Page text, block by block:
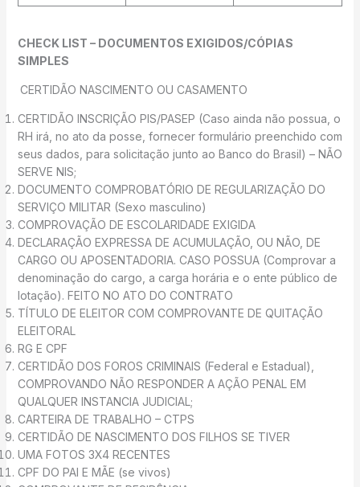
CHECK LIST – DOCUMENTOS EXIGIDOS/CÓPIAS
SIMPLES
CERTIDÃO NASCIMENTO OU CASAMENTO
CERTIDÃO INSCRIÇÃO PIS/PASEP (Caso ainda não possua, o
RH irá, no ato da posse, fornecer formulário preenchido com
seus dados, para solicitação junto ao Banco do Brasil) – NÃO
SERVE NIS;
DOCUMENTO COMPROBATÓRIO DE REGULARIZAÇÃO DO
SERVIÇO MILITAR (Sexo masculino)
COMPROVAÇÃO DE ESCOLARIDADE EXIGIDA
DECLARAÇÃO EXPRESSA DE ACUMULAÇÃO, OU NÃO, DE
CARGO OU APOSENTADORIA. CASO POSSUA (Comprovar a
denominação do cargo, a carga horária e o ente público de
lotação). FEITO NO ATO DO CONTRATO
TÍTULO DE ELEITOR COM COMPROVANTE DE QUITAÇÃO
ELEITORAL
RG E CPF
CERTIDÃO DOS FOROS CRIMINAIS (Federal e Estadual),
COMPROVANDO NÃO RESPONDER A AÇÃO PENAL EM
QUALQUER INSTANCIA JUDICIAL;
CARTEIRA DE TRABALHO – CTPS
CERTIDÃO DE NASCIMENTO DOS FILHOS SE TIVER
UMA FOTOS 3X4 RECENTES
CPF DO PAI E MÃE (se vivos)